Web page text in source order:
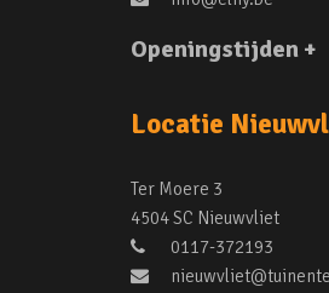
Openingstijden +
Locatie
Ter Moere 3
4504 SC Nieuwvliet
0117-372193